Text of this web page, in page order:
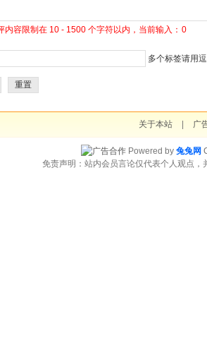
内容限制在 10 - 1500 个字符以内，当前输入： 0
多个标签请用
重置
关于本站 广
Powered by 兔兔网
免责声明：站内会员言论仅代表个人观点